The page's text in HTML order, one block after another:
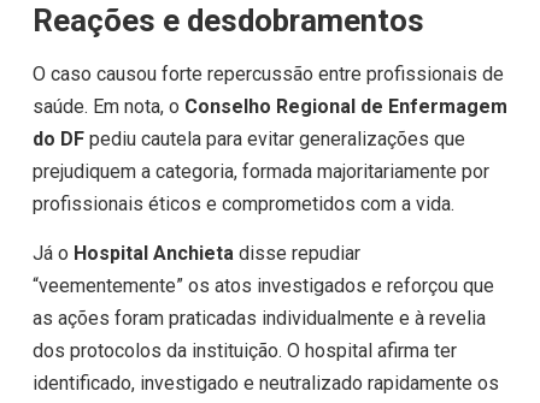
Reações e desdobramentos
O caso causou forte repercussão entre profissionais de
saúde. Em nota, o Conselho Regional de Enfermagem
do DFpediu cautela para evitar generalizações que
prejudiquem a categoria, formada majoritariamente por
profissionais éticos e comprometidos com a vida.
Já o Hospital Anchietadisse repudiar
“veementemente” os atos investigados e reforçou que
as ações foram praticadas individualmente e à revelia
dos protocolos da instituição. O hospital afirma ter
identificado, investigado e neutralizado rapidamente os